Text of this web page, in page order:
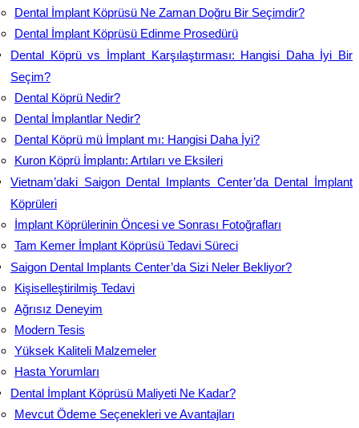
Dental İmplant Köprüsü Ne Zaman Doğru Bir Seçimdir?
Dental İmplant Köprüsü Edinme Prosedürü
Dental Köprü vs İmplant Karşılaştırması: Hangisi Daha İyi Bir
Seçim?
Dental Köprü Nedir?
Dental İmplantlar Nedir?
Dental Köprü mü İmplant mı: Hangisi Daha İyi?
Kuron Köprü İmplantı: Artıları ve Eksileri
Vietnam’daki Saigon Dental Implants Center’da Dental İmplant
Köprüleri
İmplant Köprülerinin Öncesi ve Sonrası Fotoğrafları
Tam Kemer İmplant Köprüsü Tedavi Süreci
Saigon Dental Implants Center’da Sizi Neler Bekliyor?
Kişiselleştirilmiş Tedavi
Ağrısız Deneyim
Modern Tesis
Yüksek Kaliteli Malzemeler
Hasta Yorumları
Dental İmplant Köprüsü Maliyeti Ne Kadar?
Mevcut Ödeme Seçenekleri ve Avantajları